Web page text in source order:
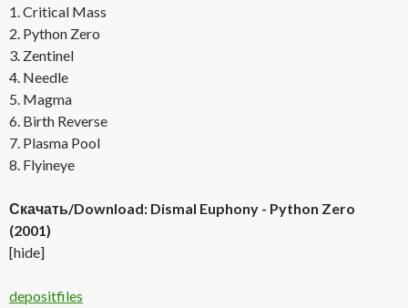
1. Critical Mass
2. Python Zero
3. Zentinel
4. Needle
5. Magma
6. Birth Reverse
7. Plasma Pool
8. Flyineye
Скачать/Download: Dismal Euphony - Python Zero
(2001)
[hide]
depositfiles